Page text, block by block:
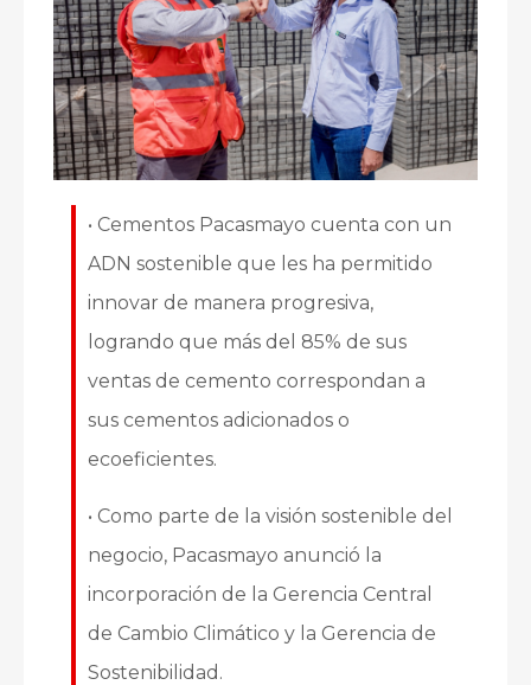
• Cementos Pacasmayo cuenta con un
ADN sostenible que les ha permitido
innovar de manera progresiva,
logrando que más del 85% de sus
ventas de cemento correspondan a
sus cementos adicionados o
ecoeficientes.
• Como parte de la visión sostenible del
negocio, Pacasmayo anunció la
incorporación de la Gerencia Central
de Cambio Climático y la Gerencia de
Sostenibilidad.